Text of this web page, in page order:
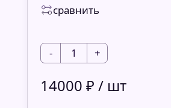
сравнить
14000 ₽ / шт
- 1 +